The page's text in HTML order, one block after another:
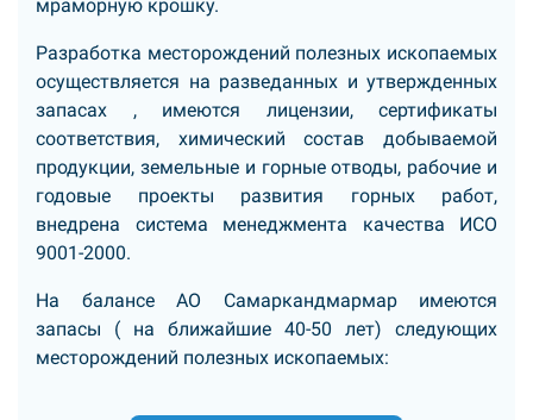
мраморную крошку.
Разработка месторождений полезных ископаемых
осуществляется на разведанных и утвержденных
запасах , имеются лицензии, сертификаты
соответствия, химический состав добываемой
продукции, земельные и горные отводы, рабочие и
годовые проекты развития горных работ,
внедрена система менеджмента качества ИСО
9001-2000.
На балансе АО Самаркандмармар имеются
запасы ( на ближайшие 40-50 лет) следующих
месторождений полезных ископаемых: